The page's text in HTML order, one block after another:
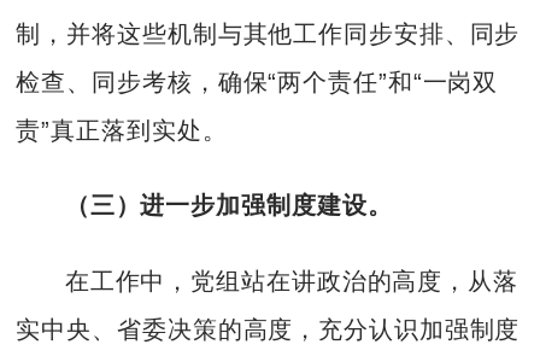
制，并将这些机制与其他工作同步安排、同步
检查、同步考核，确保“两个责任”和“一岗双
责”真正落到实处。
（三）进一步加强制度建设。
在工作中，党组站在讲政治的高度，从落
实中央、省委决策的高度，充分认识加强制度